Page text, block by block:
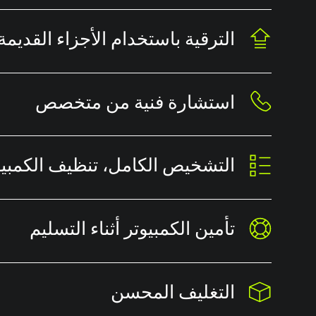
الترقية باستخدام الأجزاء
استشارة فنية من متخصص
التشخيص الكامل، تنظيف
تأمين الكمبيوتر أثناء التسليم
التغليف المحسن